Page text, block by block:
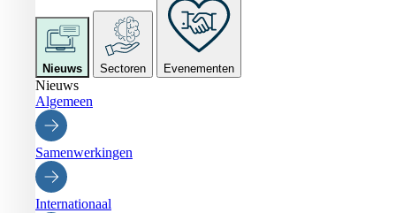
Nieuws Sectoren Evenementen
Nieuws
Algemeen
Samenwerkingen
Internationaal